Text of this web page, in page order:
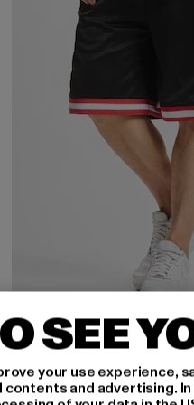
URBAN CLASSICS
Stripes Mesh Shorts
20,99 EUR
Derzeitiger Preis: 20,99
29,99 EUR
SEE
your use experience,
and advertising.